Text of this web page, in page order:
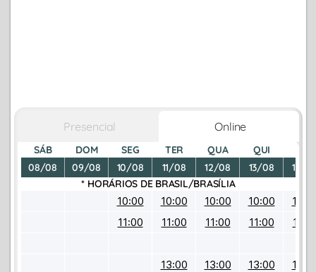
Presencial Online
SÁB
08/08
DOM
09/08
SEG
10/08
TER
11/08
QUA
12/08
QUI
13/08
14/
* HORÁRIOS DE BRASIL/BRASÍLIA
10:00
11:00
10:00
11:00
13:00
10:00
11:00
13:00
10:00
11:00
13:00